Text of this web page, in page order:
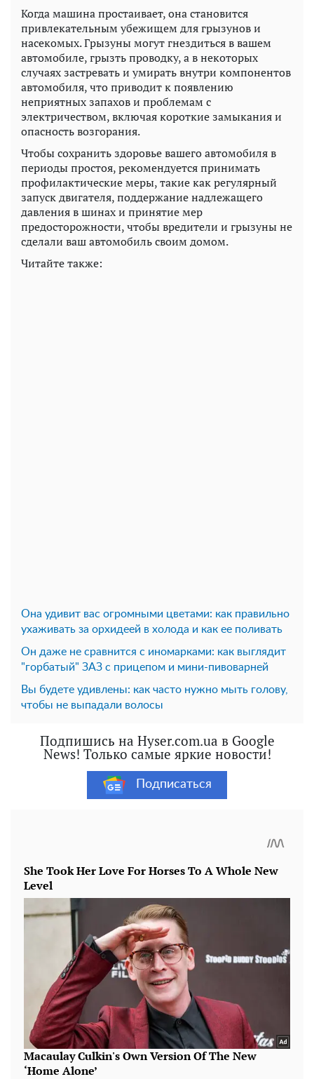
Когда машина простаивает, она становится
привлекательным убежищем для грызунов и
насекомых. Грызуны могут гнездиться в вашем
автомобиле, грызть проводку, а в некоторых
случаях застревать и умирать внутри компонентов
автомобиля, что приводит к появлению
неприятных запахов и проблемам с
электричеством, включая короткие замыкания и
опасность возгорания.
Чтобы сохранить здоровье вашего автомобиля в
периоды простоя, рекомендуется принимать
профилактические меры, такие как регулярный
запуск двигателя, поддержание надлежащего
давления в шинах и принятие мер
предосторожности, чтобы вредители и грызуны не
сделали ваш автомобиль своим домом.
Читайте также:
Она удивит вас огромными цветами: как правильно
ухаживать за орхидеей в холода и как ее поливать
Он даже не сравнится с иномарками: как выглядит
"горбатый" ЗАЗ с прицепом и мини-пивоварней
Вы будете удивлены: как часто нужно мыть голову,
чтобы не выпадали волосы
Подпишись на Hyser.com.ua в Google
News! Только самые яркие новости!
Подписаться